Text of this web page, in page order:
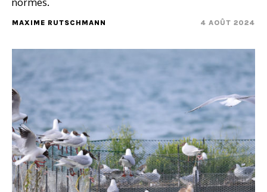
MAXIME RUTSCHMANN 4 AOÛT 2024